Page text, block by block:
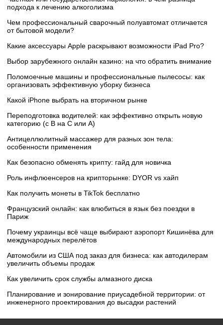
подхода к лечению алкоголизма
Чем профессиональный сварочный полуавтомат отличается
от бытовой модели?
Какие аксессуары Apple раскрывают возможности iPad Pro?
Выбор зарубежного онлайн казино: на что обратить внимание
Поломоечные машины и профессиональные пылесосы: как
организовать эффективную уборку бизнеса
Какой iPhone выбрать на вторичном рынке
Переподготовка водителей: как эффективно открыть новую
категорию (с B на C или А)
Антицеллюлитный массажер для разных зон тела:
особенности применения
Как безопасно обменять крипту: гайд для новичка
Роль инфлюенсеров на крипторынке: DYOR vs хайп
Как получить монеты в TikTok бесплатно
Французский онлайн: как влюбиться в язык без поездки в
Париж
Почему украинцы всё чаще выбирают аэропорт Кишинёва для
международных перелётов
Автомобили из США под заказ для бизнеса: как автодилерам
увеличить объемы продаж
Как увеличить срок службы алмазного диска
Планирование и зонирование приусадебной территории: от
инженерного проектирования до высадки растений